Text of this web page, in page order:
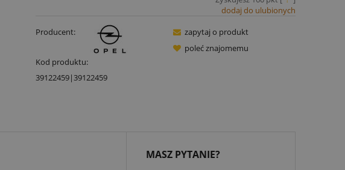
dodaj do ulubionych
Producent:
Kod produktu:
39122459|39122459
zapytaj o produkt
poleć znajomemu
MASZ PYTANIE?